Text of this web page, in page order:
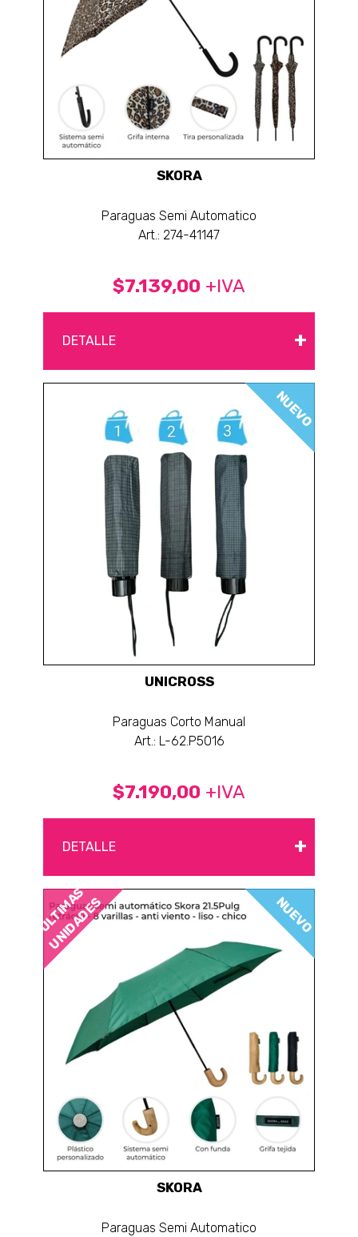
SKORA
Paraguas Semi Automatico
Art.: 274-41147
$7.139,00 +IVA
DETALLE +
NUEVO
UNICROSS
Paraguas Corto Manual
Art.: L-62.P5016
$7.190,00 +IVA
DETALLE +
ÚLTIMAS
UNIDADES NUEVO
SKORA
Paraguas Semi Automatico